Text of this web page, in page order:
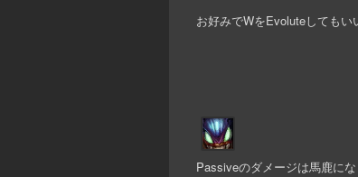
お好みでWをEvoluteしてもい
Passiveのダメージは馬鹿に